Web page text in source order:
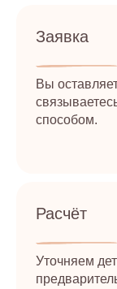
Заявка
Вы
способом.
Расчёт
Уточняем